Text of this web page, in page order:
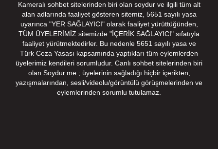
Kameralı sohbet sitelerinden biri olan soydur ve ilgili tüm alt
alan adlarında faaliyet gösteren sitemiz, 5651 sayılı yasa
uyarınca "YER SAĞLAYICI" olarak faaliyet yürüttüğünden,
TÜM ÜYELERİMİZ sitemizde "İÇERİK SAĞLAYICI" sıfatıyla
faaliyet yürütmektedirler. Bu nedenle 5651 sayılı yasa ve
Türk Ceza Yasası kapsamında yaptıkları tüm eylemlerden
üyelerimiz kendileri sorumludur. Canlı sohbet sitelerinden biri
olan Soydur.me ; üyelerinin sağladığı hiçbir içerikten,
yazışmalarından, sesli/videolu/görüntülü görüşmelerinden ve
eylemlerinden sorumlu tutulamaz.